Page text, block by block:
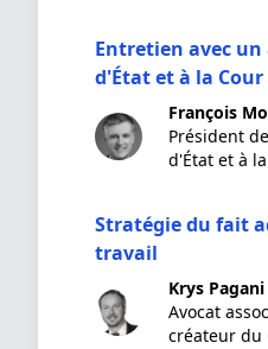
Entretien avec un
d'État et à la
François
Président
d'État et à
Stratégie du fait
travail
Krys Pagani
Avocat
créateur du